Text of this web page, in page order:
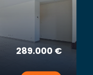
289.000 €